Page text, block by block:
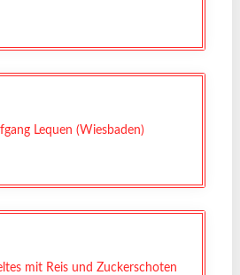
Lequen (Wiesbaden)
mit Reis und Zuckerschoten